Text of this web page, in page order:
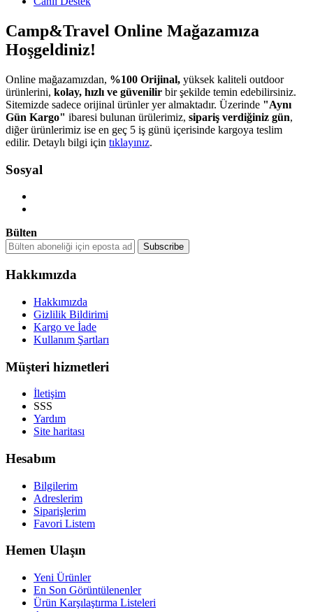
Camp&Travel Online Mağazamıza
Hoşgeldiniz!
Online mağazamızdan, %100 Orijinal, yüksek kaliteli outdoor
ürünlerini, kolay, hızlı ve güvenilir bir şekilde temin edebilirsiniz.
Sitemizde sadece orijinal ürünler yer almaktadır. Üzerinde "Aynı
Gün Kargo" ibaresi bulunan ürülerimiz, sipariş verdiğiniz gün,
diğer ürünlerimiz ise en geç 5 iş günü içerisinde kargoya teslim
edilir. Detaylı bilgi için tıklayınız.
Sosyal
Bülten
Hakkımızda
Hakkımızda
Gizlilik Bildirimi
Kargo ve İade
Kullanım Şartları
Müşteri hizmetleri
İletişim
SSS
Yardım
Site haritası
Hesabım
Bilgilerim
Adreslerim
Siparişlerim
Favori Listem
Hemen Ulaşın
Yeni Ürünler
En Son Görüntülenenler
Ürün Karşılaştırma Listeleri